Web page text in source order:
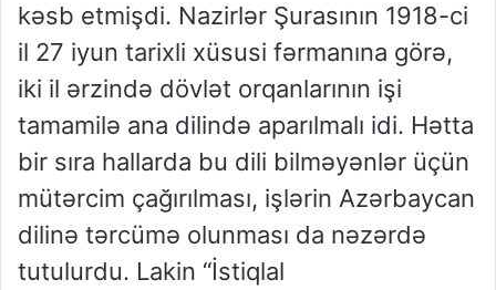
kəsb etmişdi. Nazirlər Şurasının 1918-ci
il 27 iyun tarixli xüsusi fərmanına görə,
iki il ərzində dövlət orqanlarının işi
tamamilə ana dilində aparılmalı idi. Hətta
bir sıra hallarda bu dili bilməyənlər üçün
mütərcim çağırılması, işlərin Azərbaycan
dilinə tərcümə olunması da nəzərdə
tutulurdu. Lakin “İstiqlal